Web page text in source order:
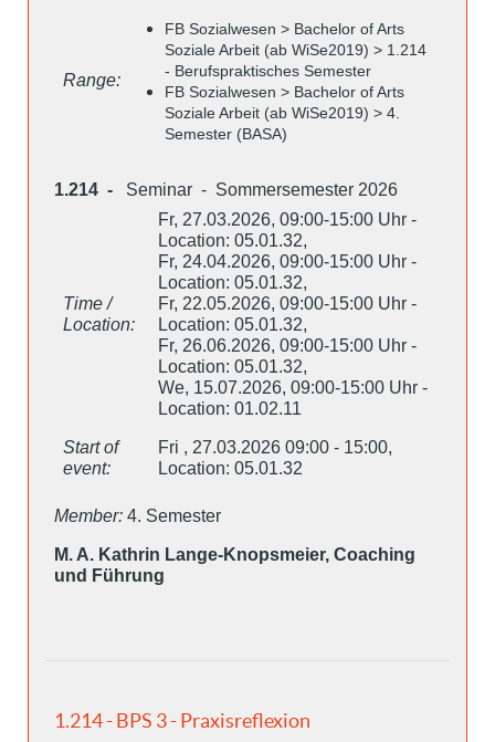
Range:
FB Sozialwesen > Bachelor of Arts
Soziale Arbeit (ab WiSe2019) > 1.214
- Berufspraktisches Semester
FB Sozialwesen > Bachelor of Arts
Soziale Arbeit (ab WiSe2019) > 4.
Semester (BASA)
1.214 - Seminar - Sommersemester 2026
Time /
Location:
Fr, 27.03.2026, 09:00-15:00 Uhr -
Location: 05.01.32,
Fr, 24.04.2026, 09:00-15:00 Uhr -
Location: 05.01.32,
Fr, 22.05.2026, 09:00-15:00 Uhr -
Location: 05.01.32,
Fr, 26.06.2026, 09:00-15:00 Uhr -
Location: 05.01.32,
We, 15.07.2026, 09:00-15:00 Uhr -
Location: 01.02.11
Start of
event:
Fri , 27.03.2026 09:00 - 15:00,
Location: 05.01.32
Member: 4. Semester
M. A. Kathrin Lange-Knopsmeier, Coaching
und Führung
1.214 - BPS 3 - Praxisreflexion